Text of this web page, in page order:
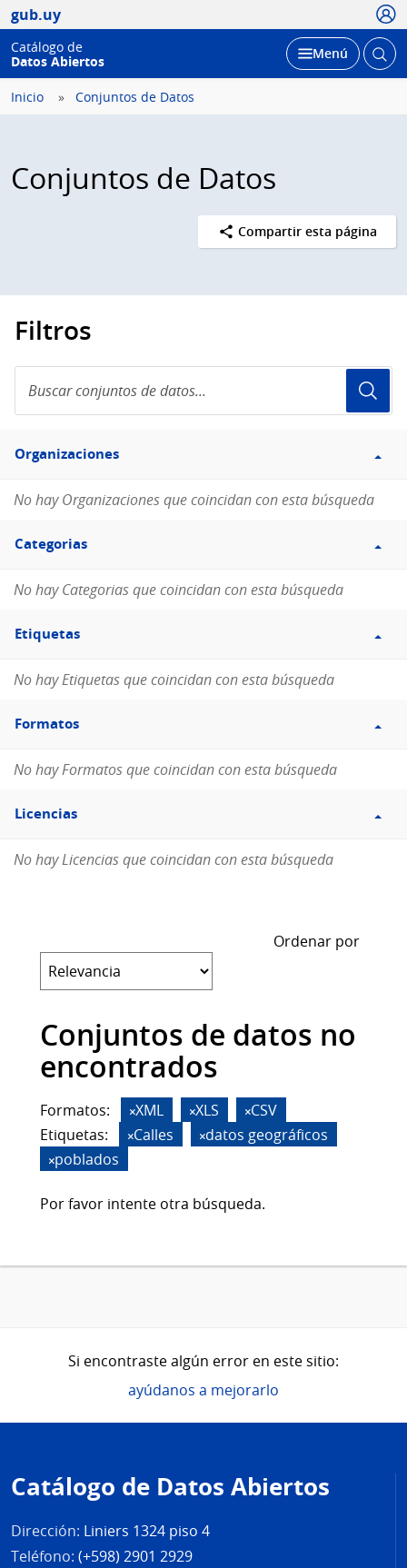
gub.uy
Catálogo de
Datos Abiertos
Desplegar
Menú Abrir
Inicio Conjuntos de Datos
Conjuntos de Datos
Compartir esta página
Filtros
conjuntos
de
Filtro
Organizaciones
Organizaciones
No hay Organizaciones que coincidan con esta búsqueda
Filtro
Categorias
Categorias
No hay Categorias que coincidan con esta búsqueda
Filtro
Etiquetas
Etiquetas
No hay Etiquetas que coincidan con esta búsqueda
Filtro
Formatos
Formatos
No hay Formatos que coincidan con esta búsqueda
Filtro
Licencias
Licencias
No hay Licencias que coincidan con esta búsqueda
Ordenar por
Conjuntos de datos no
encontrados
Formatos: XML XLS
CSV
Etiquetas:
Calles
datos geográficos
poblados
Por favor intente otra búsqueda.
Si encontraste algún error en este sitio:
ayúdanos a mejorarlo
de
página
Catálogo de Datos Abiertos
Dirección: Liniers 1324 piso 4
Teléfono: (+598) 2901 2929